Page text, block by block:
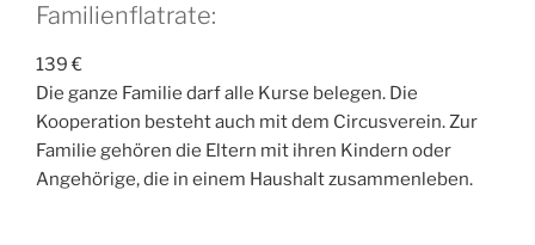
Familienflatrate:
139 €
Die ganze Familie darf alle Kurse belegen. Die
Kooperation besteht auch mit dem Circusverein. Zur
Familie gehören die Eltern mit ihren Kindern oder
Angehörige, die in einem Haushalt zusammenleben.